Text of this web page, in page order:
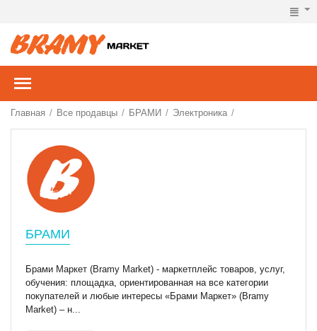
Главная / Все продавцы / БРАМИ / Электроника /
БРАМИ
Брами Маркет (Bramy Market) - маркетплейс товаров, услуг,
обучения: площадка, ориентированная на все категории
покупателей и любые интересы «Брами Маркет» (Bramy
Market) – н...